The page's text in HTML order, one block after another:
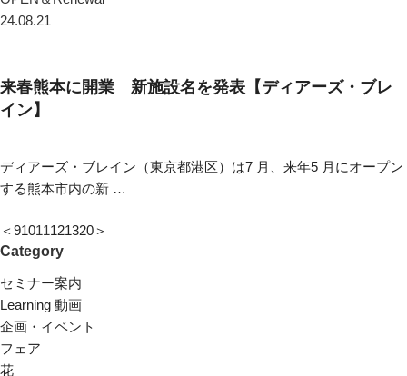
24.08.21
来春熊本に開業 新施設名を発表【ディアーズ・ブレ
イン】
ディアーズ・ブレイン（東京都港区）は7 月、来年5 月にオープン
する熊本市内の新 …
＜91011121320＞
Category
セミナー案内
Learning 動画
企画・イベント
フェア
花